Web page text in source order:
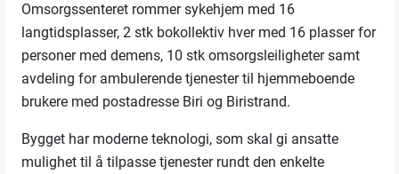
Omsorgssenteret rommer sykehjem med 16
langtidsplasser, 2 stk bokollektiv hver med 16 plasser for
personer med demens, 10 stk omsorgsleiligheter samt
avdeling for ambulerende tjenester til hjemmeboende
brukere med postadresse Biri og Biristrand.
Bygget har moderne teknologi, som skal gi ansatte
mulighet til å tilpasse tjenester rundt den enkelte